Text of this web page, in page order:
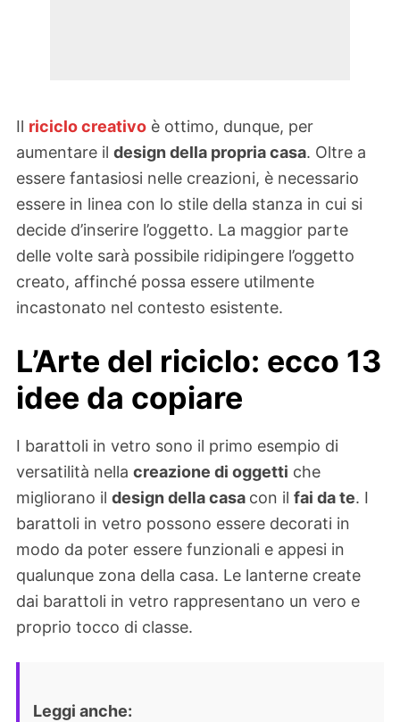
Il riciclo creativo è ottimo, dunque, per
aumentare il design della propria casa. Oltre a
essere fantasiosi nelle creazioni, è necessario
essere in linea con lo stile della stanza in cui si
decide d’inserire l’oggetto. La maggior parte
delle volte sarà possibile ridipingere l’oggetto
creato, affinché possa essere utilmente
incastonato nel contesto esistente.
L’Arte del riciclo: ecco 13
idee da copiare
I barattoli in vetro sono il primo esempio di
versatilità nella creazione di oggetti che
migliorano il design della casa con il fai da te. I
barattoli in vetro possono essere decorati in
modo da poter essere funzionali e appesi in
qualunque zona della casa. Le lanterne create
dai barattoli in vetro rappresentano un vero e
proprio tocco di classe.
Leggi anche: